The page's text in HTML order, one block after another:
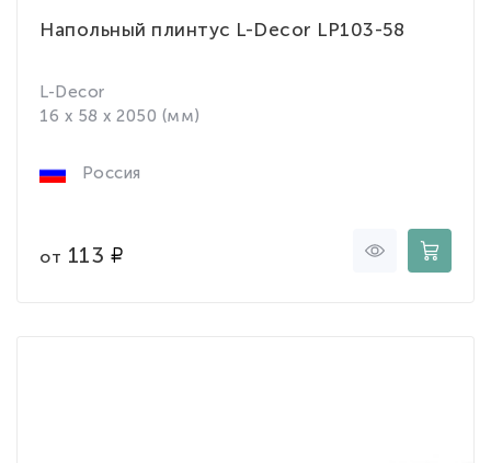
Напольный плинтус L-Decor LP103-58
L-Decor
16 x 58 x 2050 (мм)
Россия
от 113